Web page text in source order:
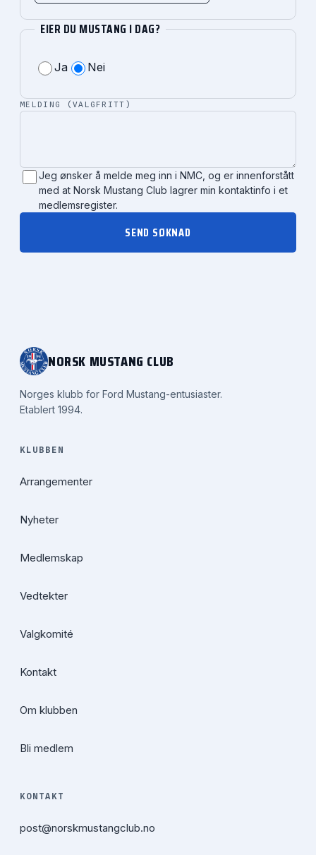
EIER DU MUSTANG I DAG?
Ja Nei
MELDING (VALGFRITT)
Jeg ønsker å melde meg inn i NMC, og er innenforstått
med at Norsk Mustang Club lagrer min kontaktinfo i et
medlemsregister.
SEND SØKNAD
NORSK MUSTANG CLUB
Norges klubb for Ford Mustang-entusiaster.
Etablert 1994.
KLUBBEN
Arrangementer
Nyheter
Medlemskap
Vedtekter
Valgkomité
Kontakt
Om klubben
Bli medlem
KONTAKT
post@norskmustangclub.no